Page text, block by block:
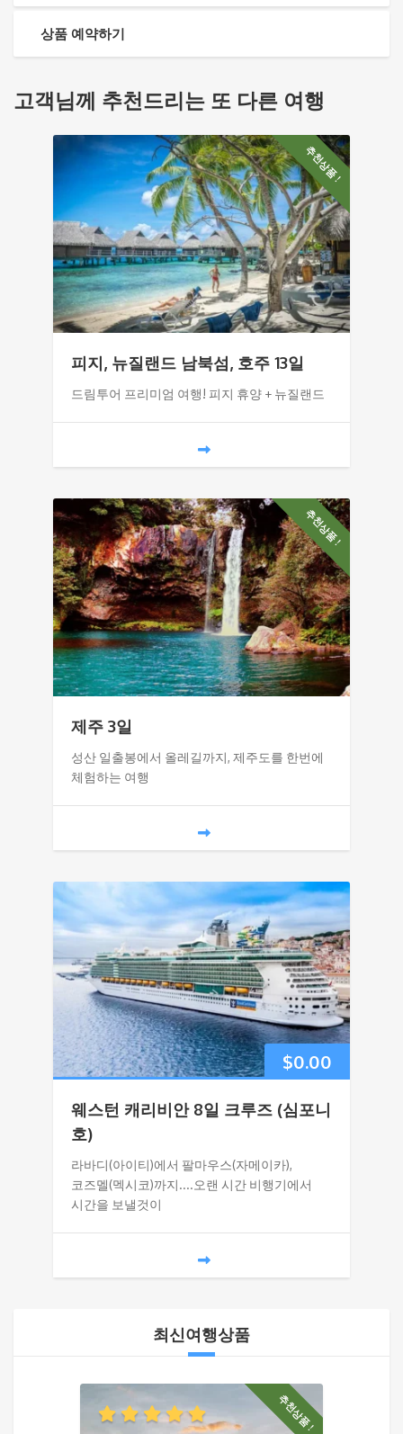
상품 예약하기
고객님께 추천드리는 또 다른 여행
추천상품 !
피지, 뉴질랜드 남북섬, 호주 13일
드림투어 프리미엄 여행! 피지 휴양 + 뉴질랜드
추천상품 !
제주 3일
성산 일출봉에서 올레길까지, 제주도를 한번에
체험하는 여행
$0.00
웨스턴 캐리비안 8일 크루즈 (심포니
호)
라바디(아이티)에서 팔마우스(자메이카),
코즈멜(멕시코)까지....오랜 시간 비행기에서
시간을 보낼것이
최신여행상품
추천상품 !